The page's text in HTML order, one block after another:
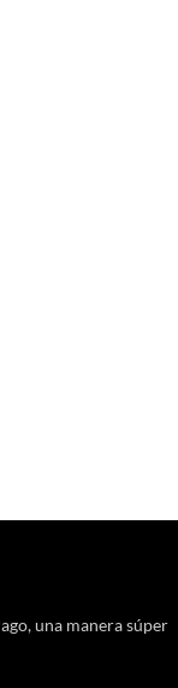
una manera súper